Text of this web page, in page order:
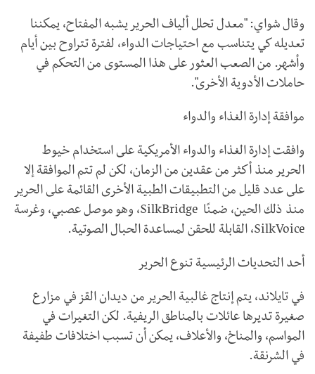
وقال شواي: "معدل تحلل ألياف الحرير يشبه المفتاح، يمكننا
تعديله كي يتناسب مع احتياجات الدواء، لفترة تتراوح بين أيام
وأشهر. من الصعب العثور على هذا المستوى من التحكم في
حاملات الأدوية الأخرى".
موافقة إدارة الغذاء والدواء
وافقت إدارة الغذاء والدواء الأمريكية على استخدام خيوط
الحرير منذ أكثر من عقدين من الزمان، لكن لم تتم الموافقة إلا
على عدد قليل من التطبيقات الطبية الأخرى القائمة على الحرير
منذ ذلك الحين، ضمنًا SilkBridge، وهو موصل عصبي، وغرسة
SilkVoice، القابلة للحقن لمساعدة الحبال الصوتية.
أحد التحديات الرئيسية تنوع الحرير
في تايلاند، يتم إنتاج غالبية الحرير من ديدان القز في مزارع
صغيرة تديرها عائلات بالمناطق الريفية. لكن التغيرات في
المواسم، والمناخ، والأعلاف، يمكن أن تسبب اختلافات طفيفة
في الشرنقة.